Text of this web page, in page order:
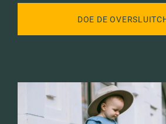
DOE DE